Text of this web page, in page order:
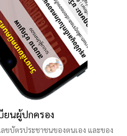
ยนผู้ปกครอง
ขบัตรประชาชนของตนเอง และของ